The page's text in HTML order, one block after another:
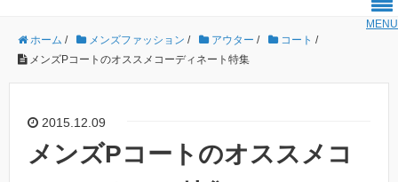
MENU
ホーム / メンズファッション / アウター / コート /
メンズPコートのオススメコーディネート特集
2015.12.09
メンズPコートのオススメコ